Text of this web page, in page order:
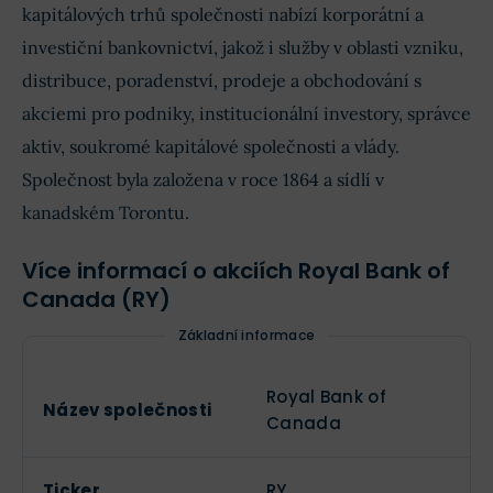
kapitálových trhů společnosti nabízí korporátní a
investiční bankovnictví, jakož i služby v oblasti vzniku,
distribuce, poradenství, prodeje a obchodování s
akciemi pro podniky, institucionální investory, správce
aktiv, soukromé kapitálové společnosti a vlády.
Společnost byla založena v roce 1864 a sídlí v
kanadském Torontu.
Více informací o akciích Royal Bank of
Canada (RY)
Základní informace
Název společnosti
Royal Bank of
Canada